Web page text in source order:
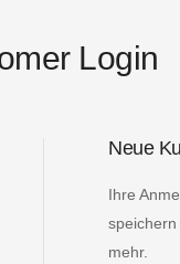
Login
Neue
Ihre
mehr.